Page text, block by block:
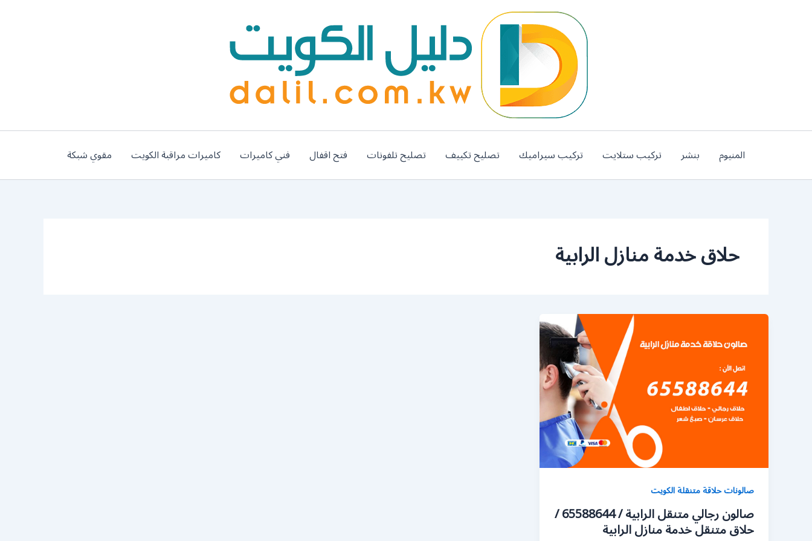
المنيوم بنشر تركيب ستلايت تركيب سيراميك تصليح تكييف تصليح تلفونات فتح اقفال فني كاميرات كاميرات مراقبة الكويت مقوي شبكة
حلاق خدمة منازل الرابية
صالونات حلاقة متنقلة الكويت
صالون رجالي متنقل الرابية / 65588644 /
حلاق متنقل خدمة منازل الرابية